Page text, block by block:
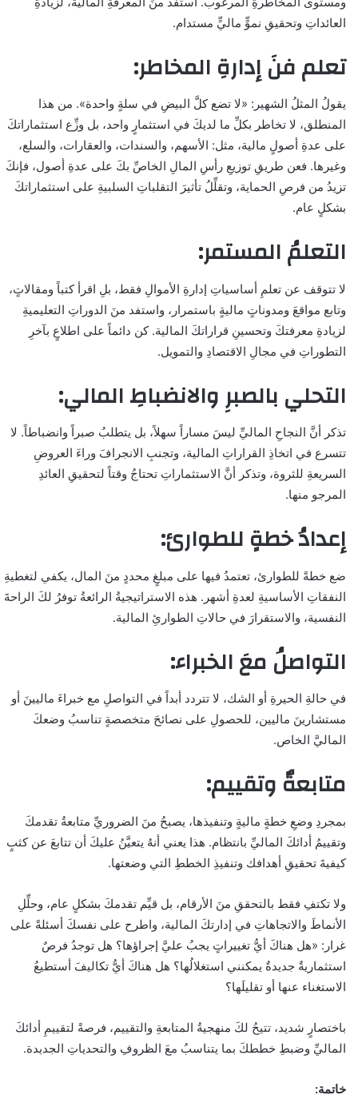
العائداتِ وتحقيقِ نموٍّ ماليٍّ مستدام.
تعلم فنَ إدارةِ المخاطر:
يقولُ المثلُ الشهير: «لا تضع كلَّ البيضِ في سلةٍ واحدة». من هذا
المنطلق، لا تخاطر بكلِّ ما لديكَ في استثمارٍ واحد، بل وزِّع استثماراتكَ
على عدةِ أصولٍ مالية، مثل: الأسهم، والسندات، والعقارات، والسلع،
وغيرها. فعن طريقِ توزيعِ رأسِ المالِ الخاصِّ بكَ على عدةِ أصول، فإنكَ
تزيدُ من فرصِ الحماية، وتقلِّلُ تأثيرَ التقلباتِ السلبيةِ على استثماراتكَ
بشكلٍ عام.
التعلمُ المستمر:
لا تتوقف عن تعلمِ أساسياتِ إدارةِ الأموالِ فقط، بلِ اقرأ كتباً ومقالاتٍ،
وتابع مواقعَ ومدوناتٍ ماليةٍ باستمرار، واستفد منَ الدوراتِ التعليميةِ
لزيادةِ معرفتكَ وتحسينِ قراراتكَ المالية. كن دائماً على اطلاعٍ بآخرِ
التطوراتِ في مجالِ الاقتصادِ والتمويل.
التحلي بالصبرِ والانضباطِ المالي:
تذكر أنَّ النجاحِ الماليِّ ليسَ مساراً سهلاً، بل يتطلبُ صبراً وانضباطاً. لا
تتسرع في اتخاذِ القراراتِ المالية، وتجنبِ الانجرافَ وراءَ العروضِ
السريعةِ للثروة، وتذكر أنَّ الاستثماراتِ تحتاجُ وقتاً لتحقيقِ العائدِ
المرجو منها.
إعدادُ خطةٍ للطوارئ:
ضع خطةً للطوارئ، تعتمدُ فيها على مبلغٍ محددٍ منَ المال، يكفي لتغطيةِ
النفقاتِ الأساسيةِ لعدةِ أشهر. هذه الاستراتيجيةُ الرائعةُ توفرُ لكَ الراحةَ
النفسية، والاستقرارَ في حالاتِ الطوارئِ المالية.
التواصلُ معَ الخبراء:
في حالةِ الحيرةِ أو الشك، لا تتردد أبداً في التواصلِ مع خبراءَ ماليينَ أو
مستشارينَ ماليين، للحصولِ على نصائحَ متخصصةٍ تناسبُ وضعكَ
الماليَّ الخاص.
متابعةٌ وتقييم:
بمجردِ وضعِ خطةٍ ماليةٍ وتنفيذها، يصبحُ منَ الضروريِّ متابعةُ تقدمكَ
وتقييمُ أدائكَ الماليِّ بانتظام. هذا يعني أنهُ يتعيَّنُ عليكَ أن تتابعَ عن كثبٍ
كيفيةَ تحقيقِ أهدافك وتنفيذِ الخططِ التي وضعتها.
ولا تكتفِ فقط بالتحققِ منَ الأرقام، بل قيِّم تقدمكَ بشكلٍ عام، وحلِّلِ
الأنماطَ والاتجاهاتِ في إدارتكَ المالية، واطرح على نفسكَ أسئلةً على
غرار: «هل هناكَ أيُّ تغييراتٍ يجبُ عليَّ إجراؤها؟ هل توجدُ فرصٌ
استثماريةٌ جديدةٌ يمكنني استغلالُها؟ هل هناكَ أيُّ تكاليفَ أستطيعُ
الاستغناء عنها أو تقليلَها؟
باختصارٍ شديد، تتيحُ لكَ منهجيةُ المتابعةِ والتقييم، فرصةً لتقييمِ أدائكَ
الماليِّ وضبطِ خططكَ بما يتناسبُ معَ الظروفِ والتحدياتِ الجديدة.
خاتمة: